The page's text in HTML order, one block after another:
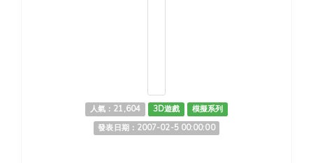
人氣：21,604 3D遊戲
模擬系列
發表日期：2007-02-5 00:00:00